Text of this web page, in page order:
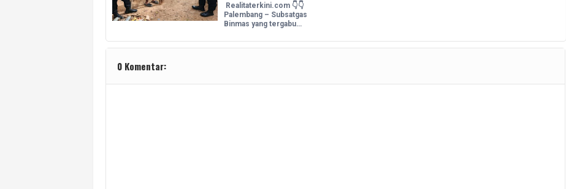
Realitaterkini.com 👇👇
Palembang – Subsatgas
Binmas yang tergabu…
0 Komentar: